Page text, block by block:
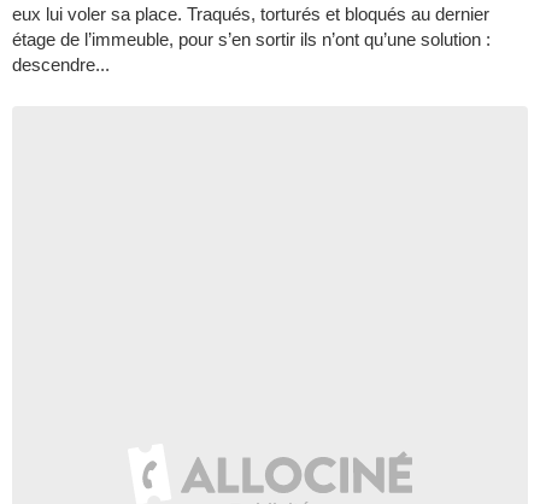
eux lui voler sa place. Traqués, torturés et bloqués au dernier
étage de l’immeuble, pour s’en sortir ils n’ont qu’une solution :
descendre...